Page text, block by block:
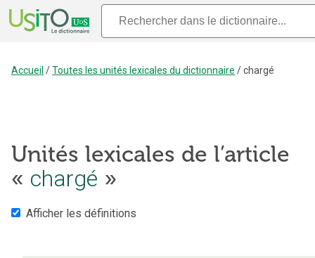
Accueil /Toutes les unités lexicales du dictionnaire /chargé
Unités lexicales de l’article
« chargé »
Afficher les définitions